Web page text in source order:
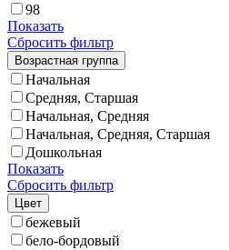
98
Показать
Сбросить фильтр
Возрастная группа
Начальная
Средняя, Старшая
Начальная, Средняя
Начальная, Средняя, Старшая
Дошкольная
Показать
Сбросить фильтр
Цвет
бежевый
бело-бордовый